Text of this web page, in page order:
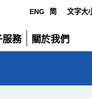
ENG 简 文字大
服務
關於我們
展